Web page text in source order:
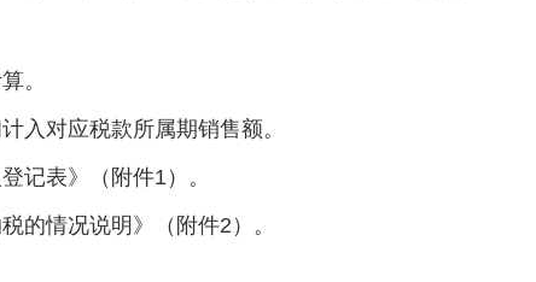
。
入对应税款所属期销售额。
记表》（附件1）。
的情况说明》（附件2）。